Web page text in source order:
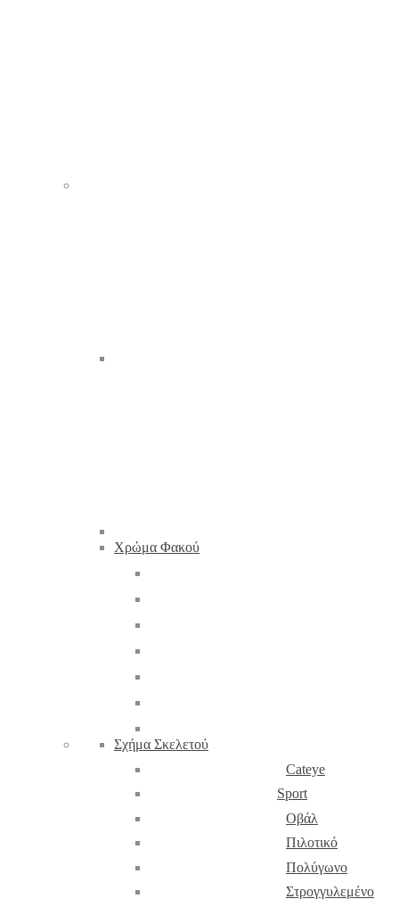
Χρώμα Φακού
Σχήμα Σκελετού
Cateye
Sport
Οβάλ
Πιλοτικό
Πολύγωνο
Στρογγυλεμένο